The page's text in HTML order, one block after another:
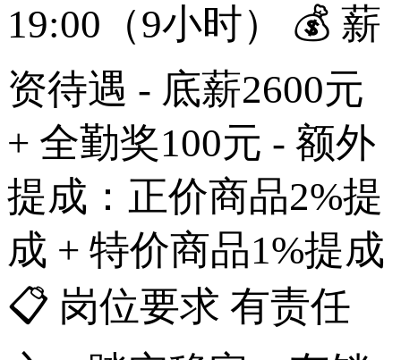
19:00（9小时） 💰 薪
资待遇 - 底薪2600元
+ 全勤奖100元 - 额外
提成：正价商品2%提
成 + 特价商品1%提成
📋 岗位要求 有责任